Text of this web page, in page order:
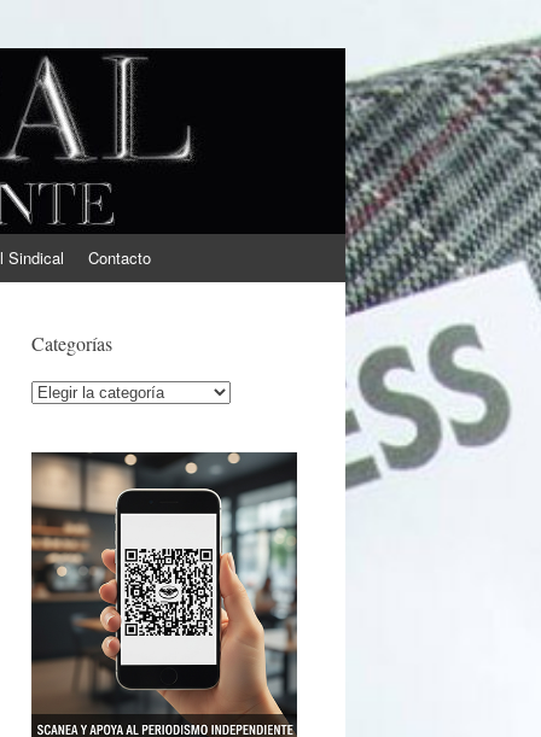
Sindical Contacto
Categorías
Categorías